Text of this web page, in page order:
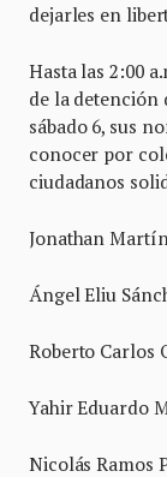
dejarles en
Hasta las 2:00
de la detención
sábado 6, sus
conocer por
ciudadanos
Jonathan
Ángel Eliu
Roberto Carlos
Yahir Eduardo
Nicolás Ramos